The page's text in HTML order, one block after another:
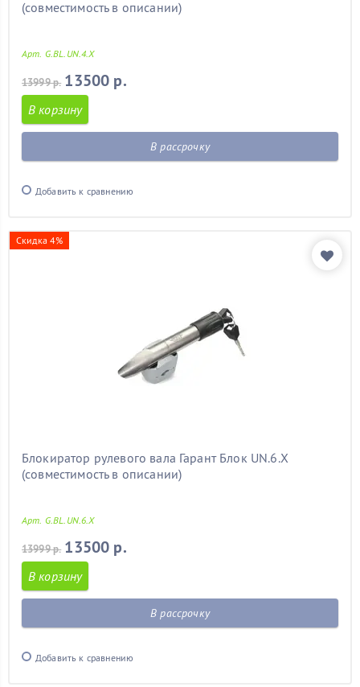
(совместимость в описании)
Арт. G.BL.UN.4.X
13999 р. 13500 р.
В корзину
В рассрочку
Добавить к сравнению
Скидка 4%
Блокиратор рулевого вала Гарант Блок UN.6.X
(совместимость в описании)
Арт. G.BL.UN.6.X
13999 р. 13500 р.
В корзину
В рассрочку
Добавить к сравнению